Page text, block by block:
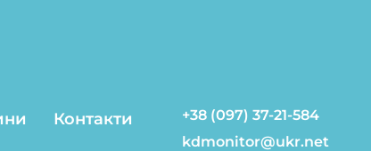
Контакти
+38 (097) 37-21-584
kdmonitor@ukr.net